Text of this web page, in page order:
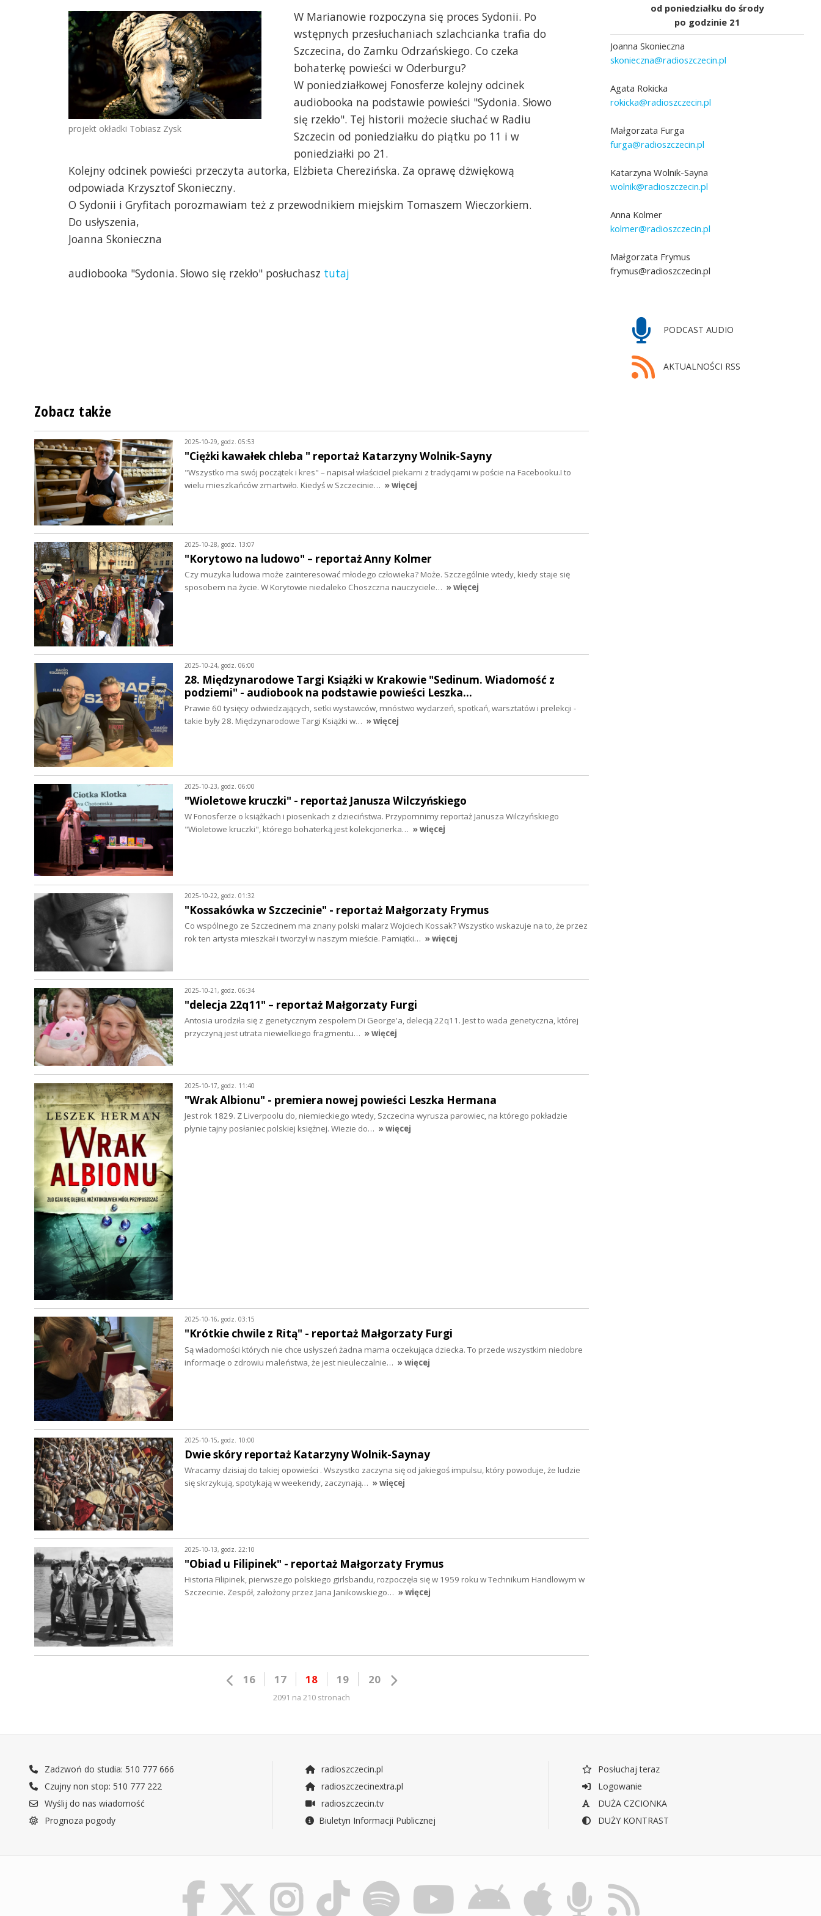
projekt okładki Tobiasz Zysk
W Marianowie rozpoczyna się proces Sydonii. Po
wstępnych przesłuchaniach szlachcianka trafia do
Szczecina, do Zamku Odrzańskiego. Co czeka
bohaterkę powieści w Oderburgu?
W poniedziałkowej Fonosferze kolejny odcinek
audiobooka na podstawie powieści "Sydonia. Słowo
się rzekło". Tej historii możecie słuchać w Radiu
Szczecin od poniedziałku do piątku po 11 i w
poniedziałki po 21.
Kolejny odcinek powieści przeczyta autorka, Elżbieta Cherezińska. Za oprawę dżwiękową
odpowiada Krzysztof Skonieczny.
O Sydonii i Gryfitach porozmawiam też z przewodnikiem miejskim Tomaszem Wieczorkiem.
Do usłyszenia,
Joanna Skonieczna
audiobooka "Sydonia. Słowo się rzekło" posłuchasz tutaj
od poniedziałku do środy
po godzinie 21
Joanna Skonieczna
skonieczna@radioszczecin.pl
Agata Rokicka
rokicka@radioszczecin.pl
Małgorzata Furga
furga@radioszczecin.pl
Katarzyna Wolnik-Sayna
wolnik@radioszczecin.pl
Anna Kolmer
kolmer@radioszczecin.pl
Małgorzata Frymus
frymus@radioszczecin.pl
PODCAST AUDIO
AKTUALNOŚCI RSS
Zobacz także
2025-10-29, godz. 05:53
"Ciężki kawałek chleba " reportaż Katarzyny Wolnik-Sayny
"Wszystko ma swój początek i kres" – napisał właściciel piekarni z tradycjami w poście na Facebooku.I to
wielu mieszkańców zmartwiło. Kiedyś w Szczecinie… » więcej
2025-10-28, godz. 13:07
"Korytowo na ludowo" – reportaż Anny Kolmer
Czy muzyka ludowa może zainteresować młodego człowieka? Może. Szczególnie wtedy, kiedy staje się
sposobem na życie. W Korytowie niedaleko Choszczna nauczyciele… » więcej
2025-10-24, godz. 06:00
28. Międzynarodowe Targi Książki w Krakowie "Sedinum. Wiadomość z
podziemi" - audiobook na podstawie powieści Leszka…
Prawie 60 tysięcy odwiedzających, setki wystawców, mnóstwo wydarzeń, spotkań, warsztatów i prelekcji -
takie były 28. Międzynarodowe Targi Książki w… » więcej
2025-10-23, godz. 06:00
"Wioletowe kruczki" - reportaż Janusza Wilczyńskiego
W Fonosferze o książkach i piosenkach z dzieciństwa. Przypomnimy reportaż Janusza Wilczyńskiego
"Wioletowe kruczki", którego bohaterką jest kolekcjonerka… » więcej
2025-10-22, godz. 01:32
"Kossakówka w Szczecinie" - reportaż Małgorzaty Frymus
Co wspólnego ze Szczecinem ma znany polski malarz Wojciech Kossak? Wszystko wskazuje na to, że przez
rok ten artysta mieszkał i tworzył w naszym mieście. Pamiątki… » więcej
2025-10-21, godz. 06:34
"delecja 22q11" – reportaż Małgorzaty Furgi
Antosia urodziła się z genetycznym zespołem Di George'a, delecją 22q11. Jest to wada genetyczna, której
przyczyną jest utrata niewielkiego fragmentu… » więcej
2025-10-17, godz. 11:40
"Wrak Albionu" - premiera nowej powieści Leszka Hermana
Jest rok 1829. Z Liverpoolu do, niemieckiego wtedy, Szczecina wyrusza parowiec, na którego pokładzie
płynie tajny posłaniec polskiej księżnej. Wiezie do… » więcej
2025-10-16, godz. 03:15
"Krótkie chwile z Ritą" - reportaż Małgorzaty Furgi
Są wiadomości których nie chce usłyszeń żadna mama oczekująca dziecka. To przede wszystkim niedobre
informacje o zdrowiu maleństwa, że jest nieuleczalnie… » więcej
2025-10-15, godz. 10:00
Dwie skóry reportaż Katarzyny Wolnik-Saynay
Wracamy dzisiaj do takiej opowieści . Wszystko zaczyna się od jakiegoś impulsu, który powoduje, że ludzie
się skrzykują, spotykają w weekendy, zaczynają… » więcej
2025-10-13, godz. 22:10
"Obiad u Filipinek" - reportaż Małgorzaty Frymus
Historia Filipinek, pierwszego polskiego girlsbandu, rozpoczęła się w 1959 roku w Technikum Handlowym w
Szczecinie. Zespół, założony przez Jana Janikowskiego… » więcej
16 17 18 19 20
2091 na 210 stronach
Zadzwoń do studia: 510 777 666
Czujny non stop: 510 777 222
Wyślij do nas wiadomość
Prognoza pogody
radioszczecin.pl
radioszczecinextra.pl
radioszczecin.tv
Biuletyn Informacji Publicznej
Posłuchaj teraz
Logowanie
DUŻA CZCIONKA
DUŻY KONTRAST